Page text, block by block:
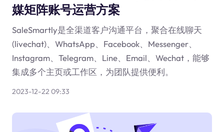
媒矩阵账号运营方案
SaleSmartly是全渠道客户沟通平台，聚合在线聊天
(livechat)、WhatsApp、Facebook、Messenger、
Instagram、Telegram、Line、Email、Wechat，能够
集成多个主页或工作区，为团队提供便利。
2023-12-22 09:33